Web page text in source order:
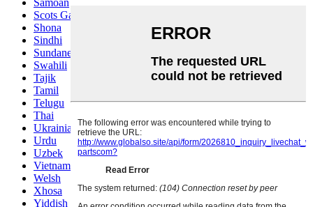
Samoan
Scots Gaelic
Shona
Sindhi
Sundanese
Swahili
Tajik
Tamil
Telugu
Thai
Ukrainian
Urdu
Uzbek
Vietnamese
Welsh
Xhosa
Yiddish